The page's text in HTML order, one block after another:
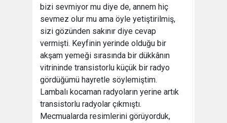
bizi sevmiyor mu diye de, annem hiç
sevmez olur mu ama öyle yetiştirilmiş,
sizi gözünden sakınır diye cevap
vermişti. Keyfinin yerinde olduğu bir
akşam yemeği sırasında bir dükkânın
vitrininde transistorlu küçük bir radyo
gördüğümü hayretle söylemiştim.
Lambalı kocaman radyoların yerine artık
transistorlu radyolar çıkmıştı.
Mecmualarda resimlerini görüyorduk,